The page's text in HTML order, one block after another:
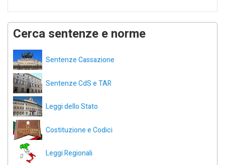
Cerca sentenze e norme
Sentenze Cassazione
Sentenze CdS e TAR
Leggi dello Stato
Costituzione e Codici
Leggi Regionali